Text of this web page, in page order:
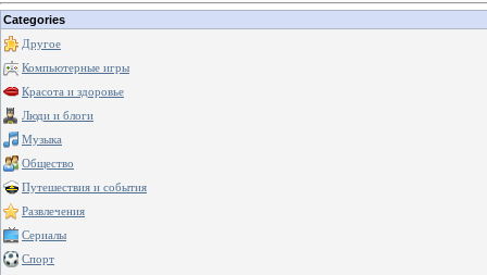
Categories
Другое
Компьютерные игры
Красота и здоровье
Люди и блоги
Музыка
Общество
Путешествия и события
Развлечения
Сериалы
Спорт